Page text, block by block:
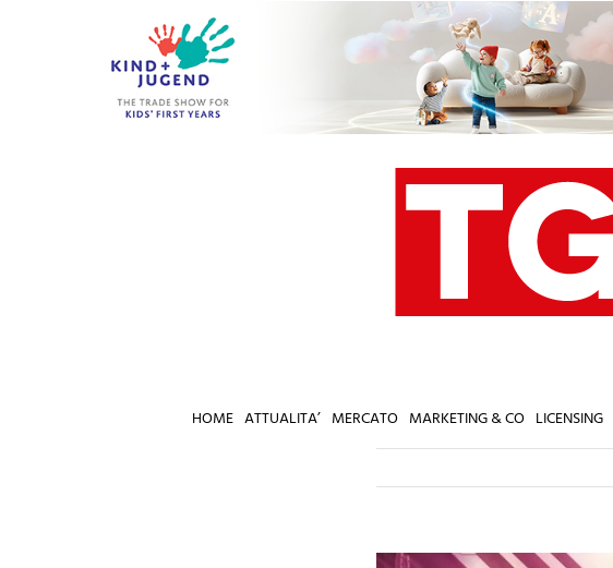
HOME ATTUALITA’ MERCATO MARKETING & CO LICENSING